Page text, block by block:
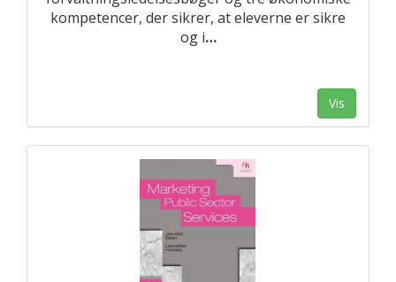
kompetencer, der sikrer, at eleverne er sikre
og i…
Vis